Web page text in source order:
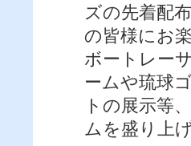
ズの先着配
の皆様にお
ボートレー
ームや琉球
トの展示等
ムを盛り上